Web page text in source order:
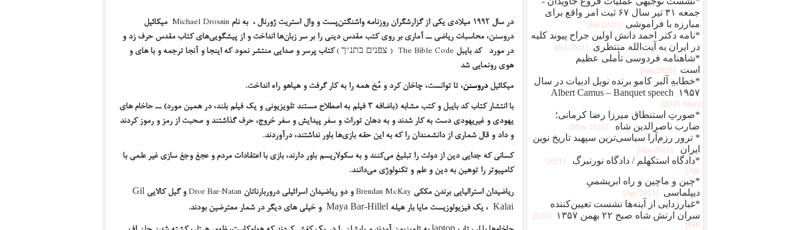
در سال ۱۹۹۲ میلادی یکی از گزارشگران روزنامه واشنگتن‌پست و وال‌ استریت ژورنال ، به نامMichael Drosnin میکائیل
دروسنن، محاسبات ریاضی ــ آماری بر روی کتب مقدس دینی را بر سر زبان‌ها انداخت و از پیشگویی‌های کتاب مقدس حرف زد و
در مورد
The Bible Code ( צפנים בתנ"ך )کتاب پرسر و صدایی منتشر نمود که اینجا و آنجا ترجمه و با های و
هوی رونمایی شد
میکائیل دروسنن، تا توانست، چاخان کرد و مُخ همه را به کار گرفت و هیاهو راه انداخت.
با انتشار کتاب کد بایبل و کتب مشابه (باضافه ۳ فیلم به اصطلاح مستند تلویزیونی و یک فیلم بلند، در همین مورد) ــ حاخام های
یهودی و غیریهودی دست به کار شدند و به دهان تورات و سفر پیدایش و سفر خروج، حرف گذاشتند و صحبت از رمز و رموز کردند
و داد و قال شماری از دانشمندان را که به این حقه بازی‌ها باور نداشتند، درآوردند.
کسانی که جدایی دین از دولت را تبلیغ می‌کنند و به سکولاریسم باور دارند، بازی با اعتقادات مردم و عجغ وجغ سازی غیر علمی با
کامپیوتر را توهین به دین و علم و تکنولوژی می‌دانند.
ریاضیدان استرالیایی برندن مککی Brendan McKayو دو ریاضیدان اسرائیلی دروربارناتان Dror Bar-Natanو گیل کالایی Gil
Kalai ، یک فیزیولوزیست مایا بار هیله Maya Bar-Hillel و خیلی های دیگر در شمار معترضین بودند.
laptop
جمعه ۳۱ تیر سال ۶۷ ثبت امر واقع برای
مبارزه با فراموشی
[2021 Jul]
*نامه دکتر احمد دانش اولین جراح پیوند کلیه
در ایران به آیت‌الله منتظری
[2021 Jul]
*شاهنامه فردوسی تأملی عظیم
است
[2021 Jun]
*خطابهِ آلبر کامو برنده نوبل ادبیات در سال
۱۹۵۷ Albert Camus – Banquet speech
[2021 May]
*صورتِ استنطاق میرزا رضا کرمانی؛
ضارب ناصرالدین شاه
[2021 May]
* ترور رزم‌آرا سیاسی‌ترین سپهبد تاریخ نوین
ایران
[2021 Apr]
*دادگاه استکهلم / دادگاه نورنبرگ
[2021
Apr]
*چین و ماچین و راه ابريشمیِ
ديپلماسی
[2021 Apr]
*غبارزدایی از آینه‌ها نشست تعیین‌کننده
سران ارتش شاه صبح ۲۲ بهمن ۱۳۵۷
[2021
Feb]